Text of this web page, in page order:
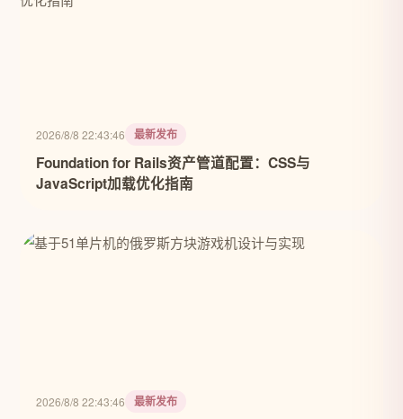
2026/8/8 22:43:46 最新发布
Foundation for Rails资产管道配置：CSS与
JavaScript加载优化指南
2026/8/8 22:43:46 最新发布